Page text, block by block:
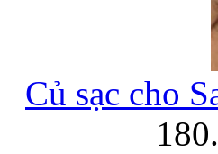
Củ sạc cho